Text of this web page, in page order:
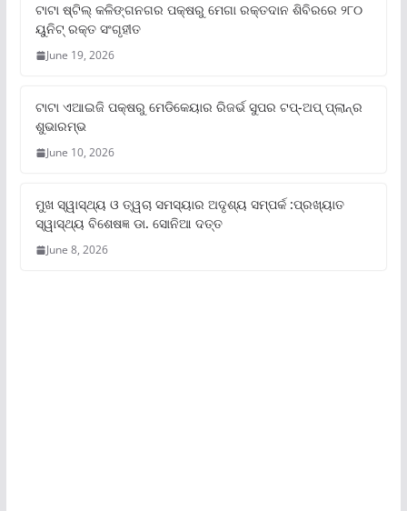
ଟାଟା ଷ୍ଟିଲ୍‌ କଳିଙ୍ଗନଗର ପକ୍ଷରୁ ମେଗା ରକ୍ତଦାନ ଶିବିରରେ ୨୮୦
ୟୁନିଟ୍‌ ରକ୍ତ ସଂଗୃହୀତ
June 19, 2026
ଟାଟା ଏଆଇଜି ପକ୍ଷରୁ ମେଡିକେୟାର ରିଜର୍ଭ ସୁପର ଟପ୍‌-ଅପ୍ ପ୍ଲାନ୍‌ର
ଶୁଭାରମ୍ଭ
June 10, 2026
ମୁଖ ସ୍ୱାସ୍ଥ୍ୟ ଓ ତ୍ୱଚା ସମସ୍ୟାର ଅଦୃଶ୍ୟ ସମ୍ପର୍କ :ପ୍ରଖ୍ୟାତ
ସ୍ୱାସ୍ଥ୍ୟ ବିଶେଷଜ୍ଞ ଡା. ସୋନିଆ ଦତ୍ତ
June 8, 2026